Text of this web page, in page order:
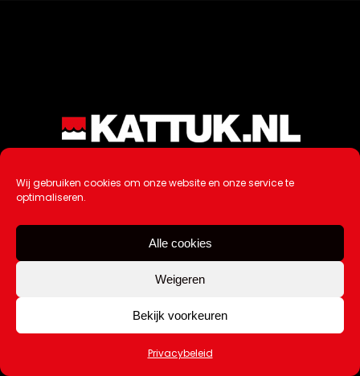
Wij gebruiken cookies om onze website en onze service te
optimaliseren.
Alle cookies
Weigeren
Bekijk voorkeuren
Privacybeleid